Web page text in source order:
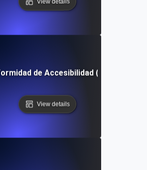
de Accesibilidad (ACT)
View details